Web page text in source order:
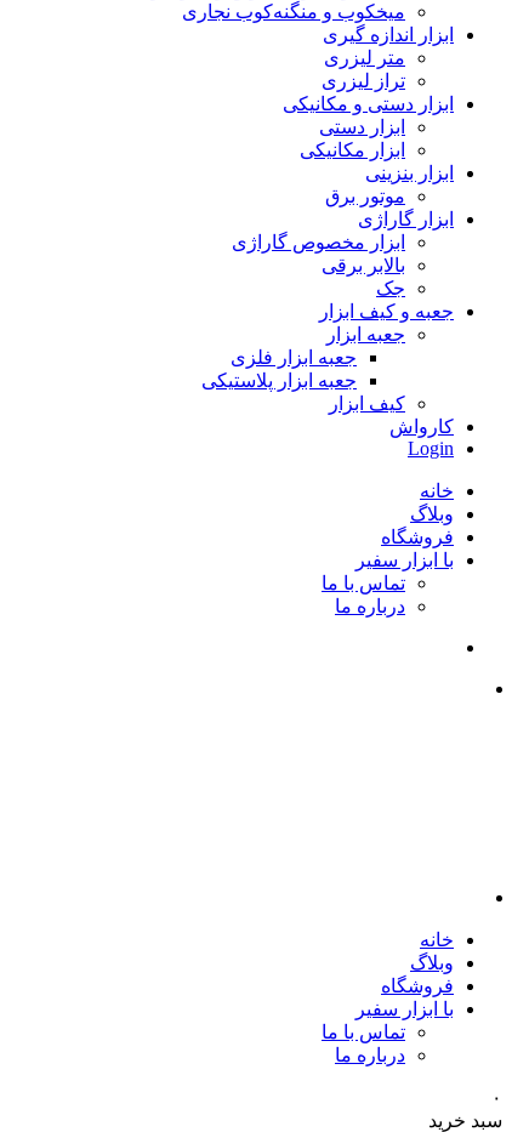
میخکوب و منگنه‌کوب نجاری
ابزار اندازه گیری
متر لیزری
تراز لیزری
ابزار دستی و مکانیکی
ابزار دستی
ابزار مکانیکی
ابزار بنزینی
موتور برق
ابزار گاراژی
ابزار مخصوص گاراژی
بالابر برقی
جک
جعبه و کیف ابزار
جعبه ابزار
جعبه ابزار فلزی
جعبه ابزار پلاستیکی
کیف ابزار
کارواش
Login
خانه
وبلاگ
فروشگاه
با ابزار سفیر
تماس با ما
درباره ما
خانه
وبلاگ
فروشگاه
با ابزار سفیر
تماس با ما
درباره ما
۰
سبد خرید